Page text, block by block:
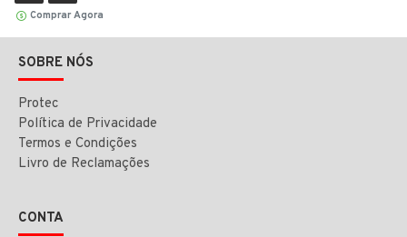
Comprar Agora
SOBRE NÓS
Protec
Política de Privacidade
Termos e Condições
Livro de Reclamações
CONTA